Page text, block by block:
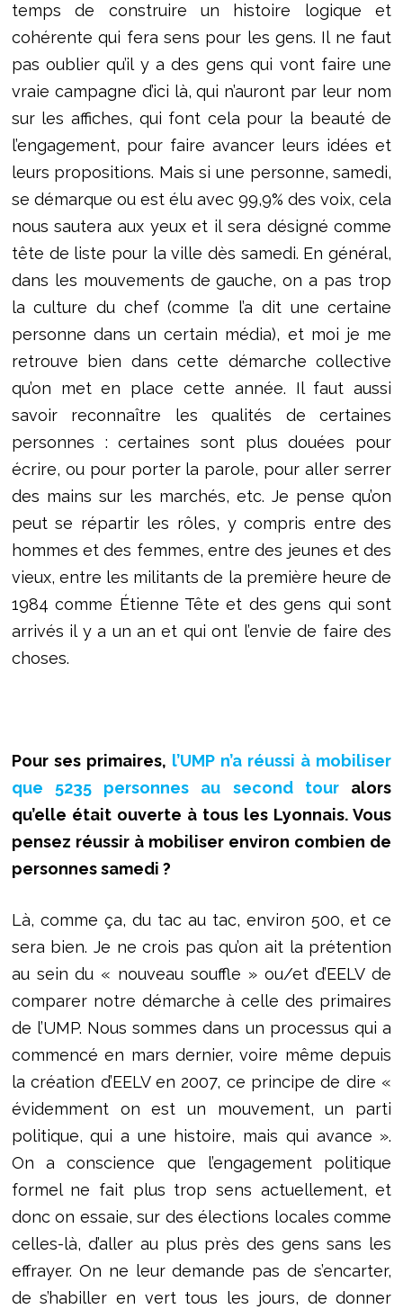
temps de construire un histoire logique et
cohérente qui fera sens pour les gens. Il ne faut
pas oublier qu’il y a des gens qui vont faire une
vraie campagne d’ici là, qui n’auront par leur nom
sur les affiches, qui font cela pour la beauté de
l’engagement, pour faire avancer leurs idées et
leurs propositions. Mais si une personne, samedi,
se démarque ou est élu avec 99,9% des voix, cela
nous sautera aux yeux et il sera désigné comme
tête de liste pour la ville dès samedi. En général,
dans les mouvements de gauche, on a pas trop
la culture du chef (comme l’a dit une certaine
personne dans un certain média), et moi je me
retrouve bien dans cette démarche collective
qu’on met en place cette année. Il faut aussi
savoir reconnaître les qualités de certaines
personnes : certaines sont plus douées pour
écrire, ou pour porter la parole, pour aller serrer
des mains sur les marchés, etc. Je pense qu’on
peut se répartir les rôles, y compris entre des
hommes et des femmes, entre des jeunes et des
vieux, entre les militants de la première heure de
1984 comme Étienne Tête et des gens qui sont
arrivés il y a un an et qui ont l’envie de faire des
choses.
Pour ses primaires, l’UMP n’a réussi à mobiliser
que 5235 personnes au second touralors
qu’elle était ouverte à tous les Lyonnais. Vous
pensez réussir à mobiliser environ combien de
personnes samedi ?
Là, comme ça, du tac au tac, environ 500, et ce
sera bien. Je ne crois pas qu’on ait la prétention
au sein du « nouveau souffle » ou/et d’EELV de
comparer notre démarche à celle des primaires
de l’UMP. Nous sommes dans un processus qui a
commencé en mars dernier, voire même depuis
la création d’EELV en 2007, ce principe de dire «
évidemment on est un mouvement, un parti
politique, qui a une histoire, mais qui avance ».
On a conscience que l’engagement politique
formel ne fait plus trop sens actuellement, et
donc on essaie, sur des élections locales comme
celles-là, d’aller au plus près des gens sans les
effrayer. On ne leur demande pas de s’encarter,
de s’habiller en vert tous les jours, de donner